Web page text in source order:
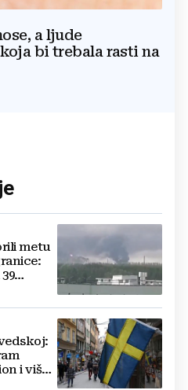
a ljude
bi trebala rasti na
metu
i više